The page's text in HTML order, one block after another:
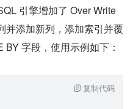
引擎增加了 Over Write
并添加新列，添加索引并覆
字段，使用示例如下：
复制代码